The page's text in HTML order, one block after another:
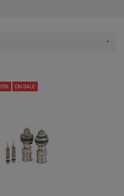

ON SALE